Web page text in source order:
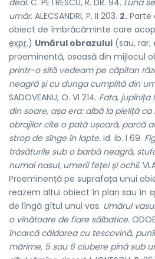
deal. C. PETRESCU, R. DR. 94. Luna
umăr. ALECSANDRI, P. II 203. 2. Parte
obiect de îmbrăcăminte care
expr.) Umărul obrazului (sau, rar,
proeminentă, osoasă din mijlocul
printr-o sită vedeam pe căpitan
neagră și cu dunga cumplită din
SADOVEANU, O. VI 214. Fata, jupînița
din soare, așa era: albă la pieliță
obrajilor cîte o pată ușoară, parcă
strop de sînge în lapte. id. ib. I 69.
trăsăturile sub o barbă neagră,
numai nasul, umerii feței și ochii.
Proeminență pe suprafața unui
reazem altui obiect în plan sau în
de lîngă gîtul unui vas. Umărul
o vînătoare de fiare sălbatice.
încarcă căldarea cu tescovină,
mărime, 5 sau 6 ciubere pînă sub